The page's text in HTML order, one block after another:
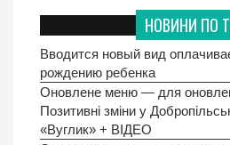
НОВИНИ ПО
Вводится новый вид
рождению ребенка
Оновлене меню — для
Позитивні зміни у
«Вуглик» + ВІДЕО